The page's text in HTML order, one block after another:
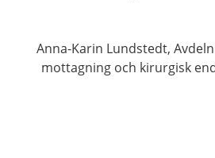
Anna-Karin Lundstedt,
mottagning och kirurgisk